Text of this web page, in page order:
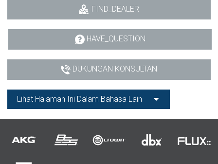
FIND_DEALER
HAVE_QUESTION
DUKUNGAN KONSULTAN
Lihat Halaman Ini Dalam Bahasa Lain